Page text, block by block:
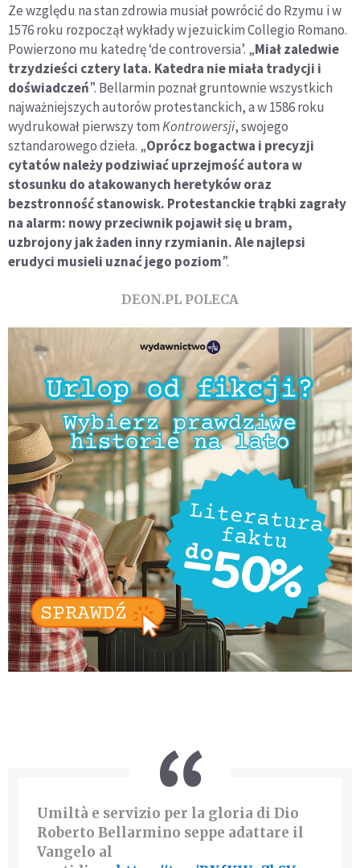
Ze względu na stan zdrowia musiał powrócić do Rzymu i w
1576 roku rozpoczął wykłady w jezuickim Collegio Romano.
Powierzono mu katedrę ‘de controversia’. „Miał zaledwie
trzydzieści cztery lata. Katedra nie miała tradycji i
doświadczeń”. Bellarmin poznał gruntownie wszystkich
najważniejszych autorów protestanckich, a w 1586 roku
wydrukował pierwszy tomKontrowersji, swojego
sztandarowego dzieła. „Oprócz bogactwa i precyzji
cytatów należy podziwiać uprzejmość autora w
stosunku do atakowanych heretyków oraz
bezstronność stanowisk. Protestanckie trąbki zagrały
na alarm: nowy przeciwnik pojawił się u bram,
uzbrojony jak żaden inny rzymianin. Ale najlepsi
erudyci musieli uznać jego poziom”.
DEON.PL POLECA
Umiltà e servizio per la gloria di Dio
Roberto Bellarmino seppe adattare il
Vangelo al